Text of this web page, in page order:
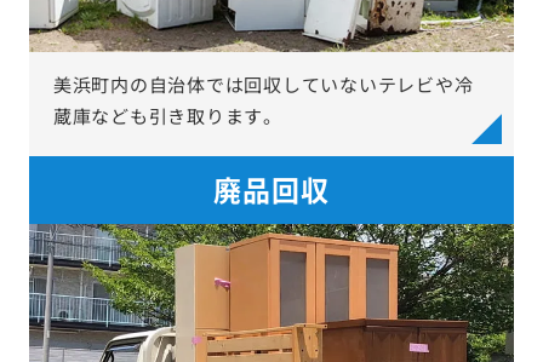
美浜町内の自治体では回収していないテレビや冷
蔵庫なども引き取ります。
廃品回収